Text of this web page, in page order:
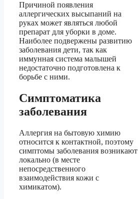
Причиной появления
аллергических высыпаний на
руках может являться любой
препарат для уборки в доме.
Наиболее подвержены развитию
заболевания дети, так как
иммунная система малышей
недостаточно подготовлена к
борьбе с ними.
Симптоматика
заболевания
Аллергия на бытовую химию
относится к контактной, поэтому
симптомы заболевания возникают
локально (в месте
непосредственного
взаимодействия кожи с
химикатом).